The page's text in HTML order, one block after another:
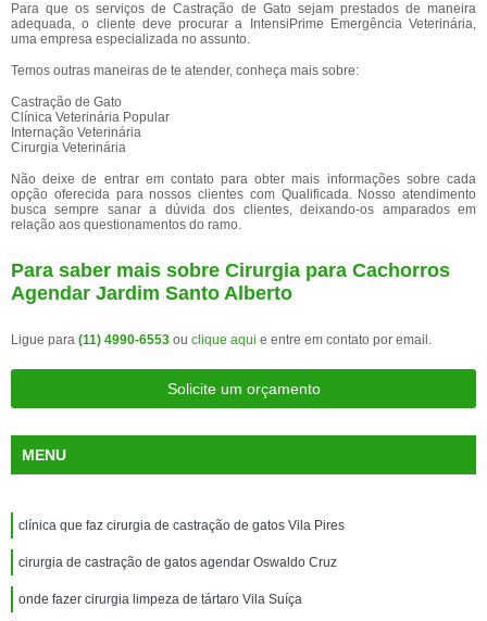
Para que os serviços de Castração de Gato sejam prestados de maneira
adequada, o cliente deve procurar a IntensiPrime Emergência Veterinária,
uma empresa especializada no assunto.
Temos outras maneiras de te atender, conheça mais sobre:
Castração de Gato
Clínica Veterinária Popular
Internação Veterinária
Cirurgia Veterinária
Não deixe de entrar em contato para obter mais informações sobre cada
opção oferecida para nossos clientes com Qualificada. Nosso atendimento
busca sempre sanar a dúvida dos clientes, deixando-os amparados em
relação aos questionamentos do ramo.
Para saber mais sobre Cirurgia para Cachorros
Agendar Jardim Santo Alberto
Ligue para (11) 4990-6553 ou clique aqui e entre em contato por email.
Solicite um orçamento
MENU
clínica que faz cirurgia de castração de gatos Vila Pires
cirurgia de castração de gatos agendar Oswaldo Cruz
onde fazer cirurgia limpeza de tártaro Vila Suíça